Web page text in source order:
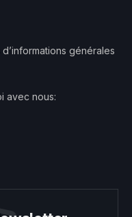
générales
avec nous: